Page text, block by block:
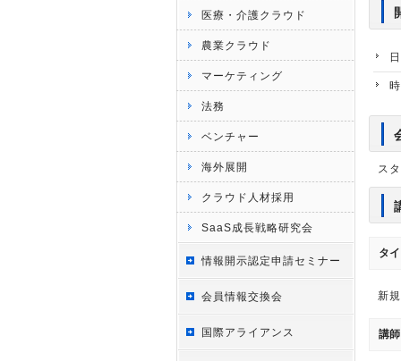
医療・介護クラウド
農業クラウド
マーケティング
法務
ベンチャー
海外展開
クラウド人材採用
SaaS成長戦略研究会
情報開示認定申請セミナー
会員情報交換会
国際アライアンス
ス
タ
新
講師